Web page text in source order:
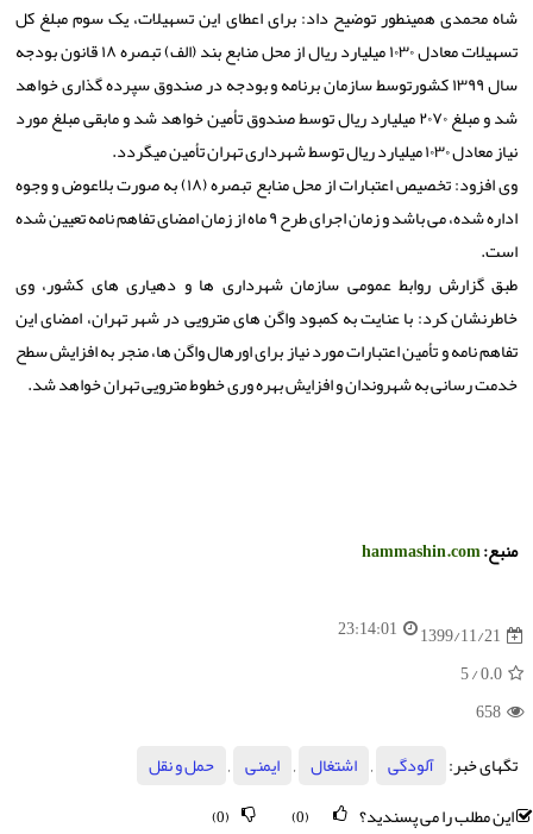
شاه محمدی همینطور توضیح داد: برای اعطای این تسهیلات، یک سوم مبلغ کل
تسهیلات معادل ۱۰۳۰ میلیارد ریال از محل منابع بند (الف) تبصره ۱۸ قانون بودجه
سال ۱۳۹۹ کشورتوسط سازمان برنامه و بودجه در صندوق سپرده گذاری خواهد
شد و مبلغ ۲۰۷۰ میلیارد ریال توسط صندوق تأمین خواهد شد و مابقی مبلغ مورد
نیاز معادل ۱۰۳۰ میلیارد ریال توسط شهرداری تهران تأمین میگردد.
وی افزود: تخصیص اعتبارات از محل منابع تبصره (۱۸) به صورت بلاعوض و وجوه
اداره شده، می باشد و زمان اجرای طرح ۹ ماه از زمان امضای تفاهم نامه تعیین شده
است.
طبق گزارش روابط عمومی سازمان شهرداری ها و دهیاری های کشور، وی
خاطرنشان کرد: با عنایت به کمبود واگن های مترویی در شهر تهران، امضای این
تفاهم نامه و تأمین اعتبارات مورد نیاز برای اورهال واگن ها، منجر به افزایش سطح
خدمت رسانی به شهروندان و افزایش بهره وری خطوط مترویی تهران خواهد شد.
منبع:hammashin.com
1399/11/21
23:14:01
0.0
/ 5
658
تگهای خبر:
آلودگی , اشتغال , ایمنی ,
حمل و نقل
این مطلب را می پسندید؟
(0)